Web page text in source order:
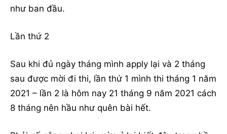
như ban đầu.
Lần thứ 2
Sau khi đủ ngày tháng mình apply lại và 2 tháng
sau được mời đi thi, lần thứ 1 mình thi tháng 1 năm
2021 – lần 2 là hôm nay 21 tháng 9 năm 2021 cách
8 tháng nên hầu như quên bài hết.